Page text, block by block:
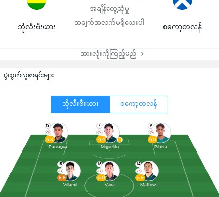
ပွဲထွက်လူစာရင်းများ
ဘိုလီးဗီးယား စကော့တလန်
15
5.8
Villamil
16
6.0
Vaca
14
6.5
Matheus
13
6.3
Paniagua
7
6.4
Miguelito
9
6.0
Ribera
ဘိုလီးဗီးယား
အချိန်တွေ့ဆုံမှု
အချက်အလက်မရှိသေးပါ
စကော့တလန်
အားလုံးကိုကြည့်မည်